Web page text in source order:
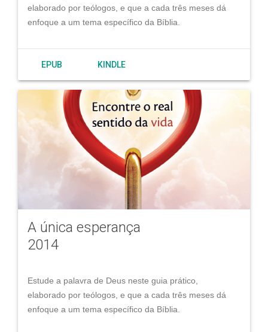
elaborado por teólogos, e que a cada três meses dá
enfoque a um tema específico da Bíblia.
EPUB KINDLE
A única esperança
2014
Estude a palavra de Deus neste guia prático,
elaborado por teólogos, e que a cada três meses dá
enfoque a um tema específico da Bíblia.